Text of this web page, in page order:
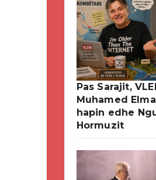
Pas Sarajit,
Muhamed
hapin edhe
Hormuzit